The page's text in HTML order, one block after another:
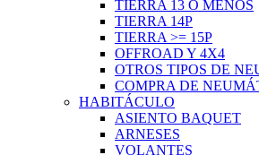
TIERRA 13 O MENOS
TIERRA 14P
TIERRA >= 15P
OFFROAD Y 4X4
OTROS TIPOS DE
COMPRA DE
HABITÁCULO
ASIENTO BAQUET
ARNESES
VOLANTES